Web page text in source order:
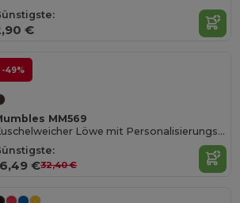
€
-49%
MM569
Kuschelweicher Löwe mit Personalisierungsoption
€32,40 €